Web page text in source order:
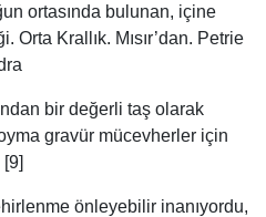
ortasında bulunan, içine
Orta Krallık. Mısır’dan. Petrie
bir değerli taş olarak
gravür mücevherler için
önleyebilir inanıyordu,